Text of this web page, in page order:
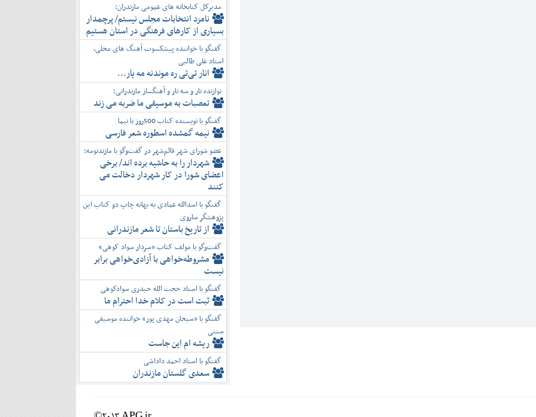
مدیرکل کتابخانه های عمومی مازندران:
نامزد انتخابات مجلس نیستم/ پرچمدار
بسیاری از کارهای فرهنگی در استان هستیم
گفتگو با خواننده پیشکسوت آهنگ های محلی،
استاد علی طالبی
انار تی‌تی ره موندنه مه یار...
نوازنده تار و سه تار و آهنگساز مازندرانی:
تعصبات به موسیقی ما ضربه می زند
گفتگو با نویسنده کتاب 500روز با نیما
نیمه گمشده اسطوره شعر فارسی
عضو شورای شهر قائم‌شهر در گفت‌و‌گو با مازندنومه:
شهردار را به حاشیه برده اند/ برخی
اعضای شورا در کار شهردار دخالت می
کنند
گفتگو با اسدالله عمادی به بهانه چاپ دو کتاب این
پژوهشگر ساروی
از تاریخ باستان تا شعر مازندرانی
گفت‌وگو با مولف کتاب «سردار سواد کوهی»
مشروطه‌خواهی با آزادی‌خواهی برابر
نیست
گفتگو با استاد حجت الله حیدری سوادکوهی
ثبت است در کلام خدا احترام ما
گفتگو با «سبحان مهدی پور» خواننده موسیقی
سنتی
ریشه ام این جاست
گفتگو با استاد احمد داداشی
سعدی گلستان مازندران